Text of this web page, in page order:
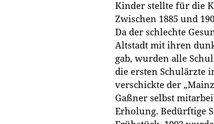
Kinder stellte für die
Zwischen 1885 und
Da der schlechte
Altstadt mit ihren
gab, wurden alle
die ersten Schulärzte
verschickte der
Gaßner selbst
Erholung. Bedürftige